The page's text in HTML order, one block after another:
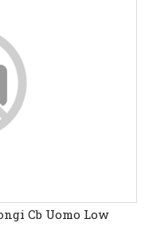
Cb Uomo Low